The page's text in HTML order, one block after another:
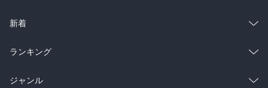
ラノベ
雑誌・グラビア
BL・TL
総合
ラノベ
雑誌・グラビア
新着
総合
ラノベ
ランキング
総合
ジャンル